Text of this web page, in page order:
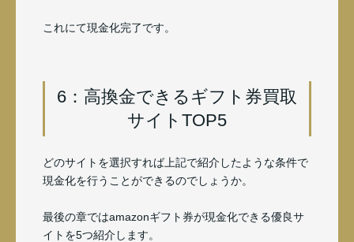
これにて現金化完了です。
6：高換金できるギフト券買取
サイトTOP5
どのサイトを選択すれば上記で紹介したような条件で
現金化を行うことができるのでしょうか。
最後の章ではamazonギフト券が現金化できる優良サ
イトを5つ紹介します。